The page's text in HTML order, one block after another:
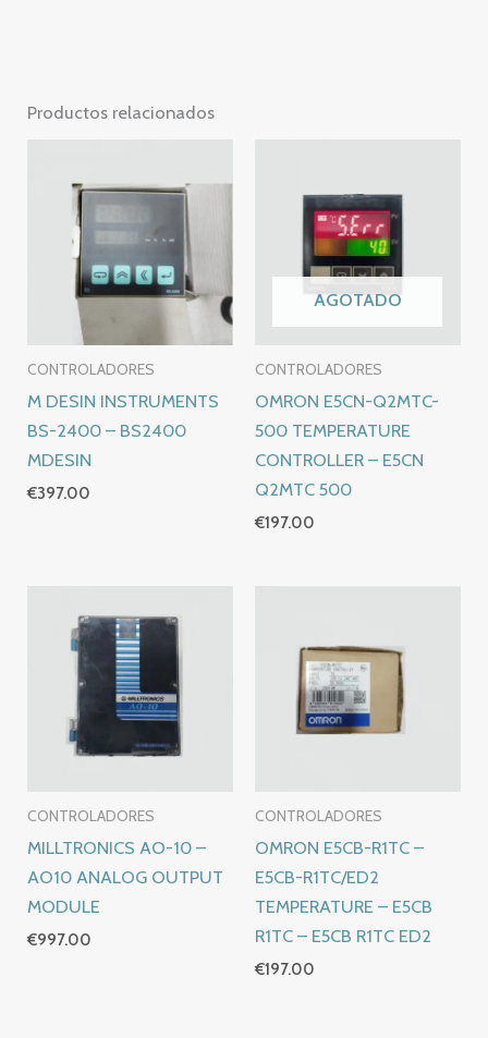
Productos relacionados
CONTROLADORES
M DESIN INSTRUMENTS
BS-2400 – BS2400
MDESIN
€397.00
AGOTADO
CONTROLADORES
OMRON E5CN-Q2MTC-
500 TEMPERATURE
CONTROLLER – E5CN
Q2MTC 500
€197.00
CONTROLADORES
MILLTRONICS AO-10 –
AO10 ANALOG OUTPUT
MODULE
€997.00
CONTROLADORES
OMRON E5CB-R1TC –
E5CB-R1TC/ED2
TEMPERATURE – E5CB
R1TC – E5CB R1TC ED2
€197.00